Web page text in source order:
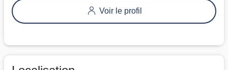
Voir le profil